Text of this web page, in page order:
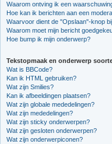
Waarom ontving ik een
Hoe kan ik berichten aan een
Waarvoor dient de "Opslaan"-knop
Waarom moet mijn bericht
Hoe bump ik mijn onderwerp?
Tekstopmaak en onderwerp
Wat is BBCode?
Kan ik HTML gebruiken?
Wat zijn Smilies?
Kan ik afbeeldingen plaatsen?
Wat zijn globale mededelingen?
Wat zijn mededelingen?
Wat zijn sticky onderwerpen?
Wat zijn gesloten onderwerpen?
Wat zijn onderwerpiconen?